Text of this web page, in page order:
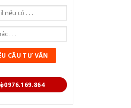
0976.169.864